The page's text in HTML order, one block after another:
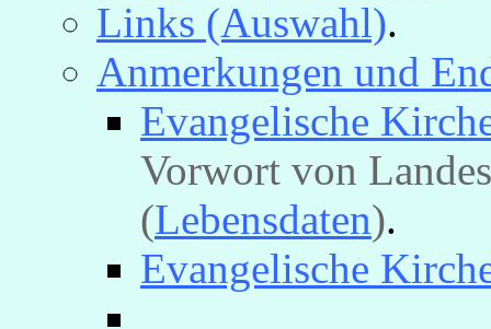
Links (Auswahl).
Anmerkungen und
Evangelische
Vorwort von
(Lebensdaten).
Evangelische